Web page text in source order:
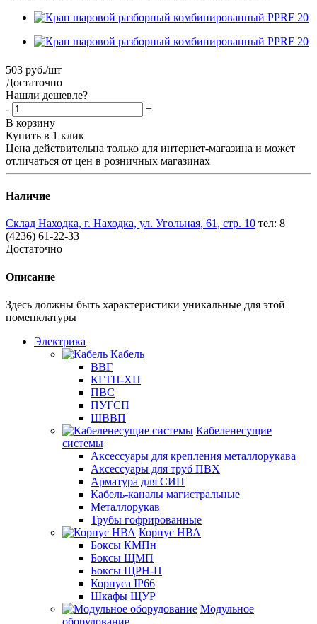
503 руб./шт
Достаточно
Нашли дешевле?
-
+
В корзину
Купить в 1 клик
Цена действительна только для интернет-магазина и может
отличаться от цен в розничных магазинах
Наличие
Склад Находка, г. Находка, ул. Угольная, 61, стр. 10 тел: 8
(4236) 61-22-33
Достаточно
Описание
Здесь должны быть характеристики уникальные для этой
номенклатуры
Электрика
Кабель
ВВГ
КГТП-ХП
ПВС
ПУГСП
ШВВП
Кабеленесущие
системы
Аксессуары для крепления металлорукава
Аксессуары для труб ПВХ
Арматура для СИП
Кабель-каналы магистральные
Металлорукав
Трубы гофрированные
Корпус НВА
Боксы КМПн
Боксы ЩМП
Боксы ЩРН-П
Корпуса IP66
Шкафы ЩУР
Модульное
оборудование